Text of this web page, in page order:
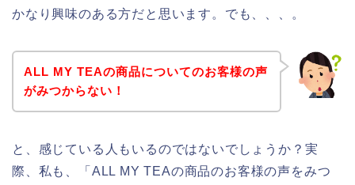
かなり興味のある方だと思います。でも、、、。
ALL MY TEAの商品についてのお客様の声
がみつからない！
と、感じている人もいるのではないでしょうか？実
際、私も、「ALL MY TEAの商品のお客様の声をみつ